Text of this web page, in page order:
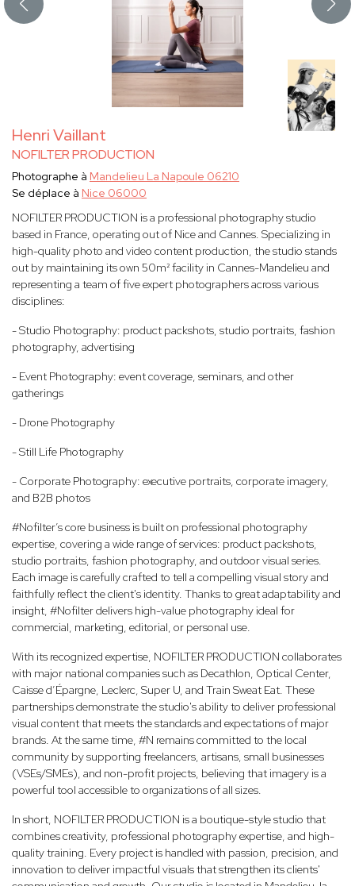
Henri Vaillant
NOFILTER PRODUCTION
Photographe à Mandelieu La Napoule 06210
Se déplace à Nice 06000
NOFILTER PRODUCTION is a professional photography studio
based in France, operating out of Nice and Cannes. Specializing in
high-quality photo and video content production, the studio stands
out by maintaining its own 50m² facility in Cannes-Mandelieu and
representing a team of five expert photographers across various
disciplines:
- Studio Photography: product packshots, studio portraits, fashion
photography, advertising
- Event Photography: event coverage, seminars, and other
gatherings
- Drone Photography
- Still Life Photography
- Corporate Photography: executive portraits, corporate imagery,
and B2B photos
#Nofilter’s core business is built on professional photography
expertise, covering a wide range of services: product packshots,
studio portraits, fashion photography, and outdoor visual series.
Each image is carefully crafted to tell a compelling visual story and
faithfully reflect the client's identity. Thanks to great adaptability and
insight, #Nofilter delivers high-value photography ideal for
commercial, marketing, editorial, or personal use.
With its recognized expertise, NOFILTER PRODUCTION collaborates
with major national companies such as Decathlon, Optical Center,
Caisse d’Épargne, Leclerc, Super U, and Train Sweat Eat. These
partnerships demonstrate the studio's ability to deliver professional
visual content that meets the standards and expectations of major
brands. At the same time, #N remains committed to the local
community by supporting freelancers, artisans, small businesses
(VSEs/SMEs), and non-profit projects, believing that imagery is a
powerful tool accessible to organizations of all sizes.
In short, NOFILTER PRODUCTION is a boutique-style studio that
combines creativity, professional photography expertise, and high-
quality training. Every project is handled with passion, precision, and
innovation to deliver impactful visuals that strengthen its clients'